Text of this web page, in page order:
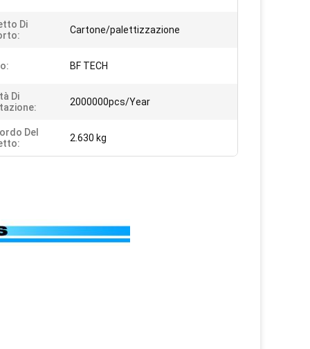
Di
Cartone/palettizzazione
BF TECH
Di
2000000pcs/Year
Del
2.630 kg